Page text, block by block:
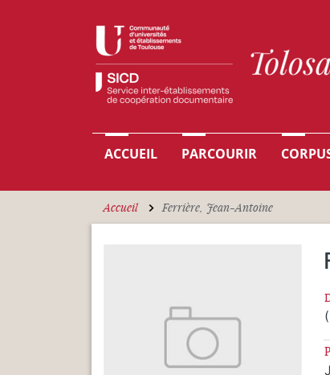
Navigation
ACCUEIL PARCOURIR
Accueil Ferrière, Jean-Antoine